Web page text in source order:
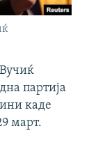
партија
каде
март.